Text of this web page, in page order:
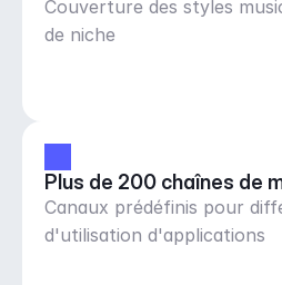
Couverture des styles
de niche
Plus de 200 chaînes de
Canaux prédéfinis pour
d'utilisation d'applications